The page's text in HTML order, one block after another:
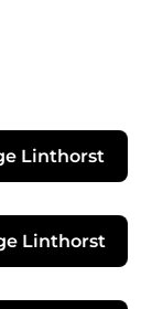
Linthorst
Linthorst